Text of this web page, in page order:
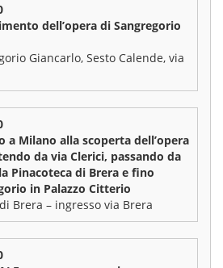
dell’opera di Sangregorio
Giancarlo, Sesto Calende, via
a Milano alla scoperta dell’opera
da via Clerici, passando da
Pinacoteca di Brera e fino
in Palazzo Citterio
Brera – ingresso via Brera